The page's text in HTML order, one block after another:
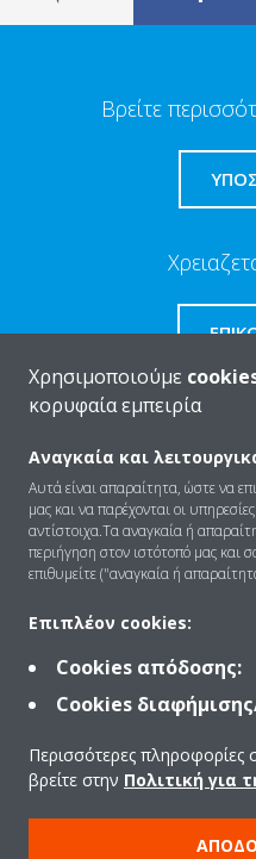
Βρείτε
Ποιοι είμαστε
Λύσεις
Επικοινωνία
Products
Χρησιμοποιούμε
κορυφαία εμπειρία
Αναγκαία και
Αυτά είναι απαραίτητα, ώστε να
μας και να παρέχονται οι
αντίστοιχα.Τα αναγκαία ή
περιήγηση στον ιστότοπό μας και
επιθυμείτε ("αναγκαία ή
Επιπλέον cookies:
Cookies απόδοσης:
Cookies
Περισσότερες πληροφορίες
βρείτε στην Πολιτική για